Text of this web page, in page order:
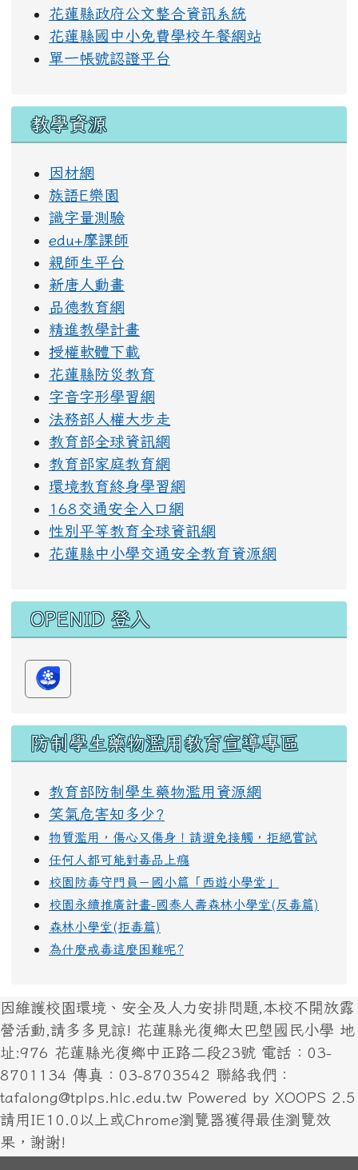
花蓮縣政府公文整合資訊系統
花蓮縣國中小免費學校午餐網站
單一帳號認證平台
教學資源
因材網
族語E樂園
識字量測驗
edu+摩課師
親師生平台
新唐人動畫
品德教育網
精進教學計畫
授權軟體下載
花蓮縣防災教育
字音字形學習網
法務部人權大步走
教育部全球資訊網
教育部家庭教育網
環境教育終身學習網
168交通安全入口網
性別平等教育全球資訊網
花蓮縣中小學交通安全教育資源網
OPENID 登入
防制學生藥物濫用教育宣導專區
教育部防制學生藥物濫用資源網
笑氣危害知多少?
物質濫用，傷心又傷身！請避免接觸，拒絕嘗試
任何人都可能對毒品上癮
校園防毒守門員－國小篇「西遊小學堂」
校園永續推廣計畫-國泰人壽森林小學堂(反毒篇)
森林小學堂(拒毒篇)
為什麼戒毒這麼困難呢?
因維護校園環境、安全及人力安排問題,本校不開放露
營活動,請多多見諒! 花蓮縣光復鄉太巴塱國民小學 地
址:976 花蓮縣光復鄉中正路二段23號 電話：03-
8701134 傳真：03-8703542 聯絡我們：
tafalong@tplps.hlc.edu.tw Powered by XOOPS 2.5
請用IE10.0以上或Chrome瀏覽器獲得最佳瀏覽效
果，謝謝!